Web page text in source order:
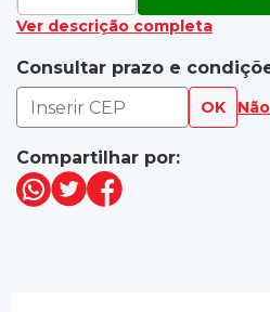
Ver descrição completa
Consultar prazo e
OK
Compartilhar por: